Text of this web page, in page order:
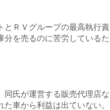
ＲＶグループの最高執行責
分を売るのに苦労しているた
氏が運営する販売代理店な
車から利益は出ていない。